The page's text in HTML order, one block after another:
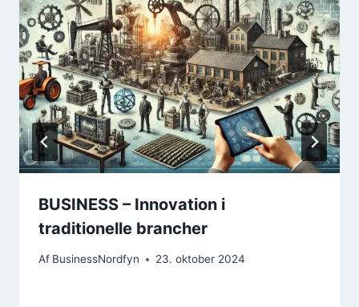
BUSINESS – Innovation i
traditionelle brancher
Af BusinessNordfyn 23. oktober 2024